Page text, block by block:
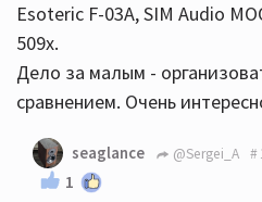
Esoteric F-03A, SIM Audio
509x.
Дело за малым -
сравнением. Очень
seaglance @Sergei_A
1